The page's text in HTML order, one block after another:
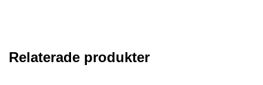
Relaterade produkter